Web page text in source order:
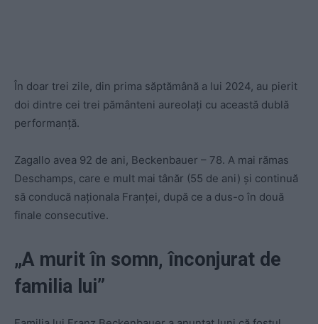
În doar trei zile, din prima săptămână a lui 2024, au pierit
doi dintre cei trei pământeni aureolați cu această dublă
performanță.
Zagallo avea 92 de ani, Beckenbauer – 78. A mai rămas
Deschamps, care e mult mai tânăr (55 de ani) și continuă
să conducă naționala Franței, după ce a dus-o în două
finale consecutive.
„A murit în somn, înconjurat de
familia lui”